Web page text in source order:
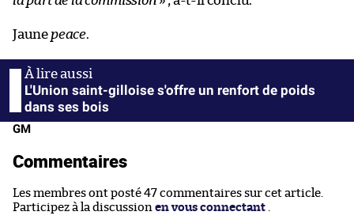
Jaune peace.
L'Union saint-gilloise s'offre un renfort de poids
dans ses bois
GM
Commentaires
Les membres ont posté 47 commentaires sur cet article.
Participez à la discussion en vous connectant